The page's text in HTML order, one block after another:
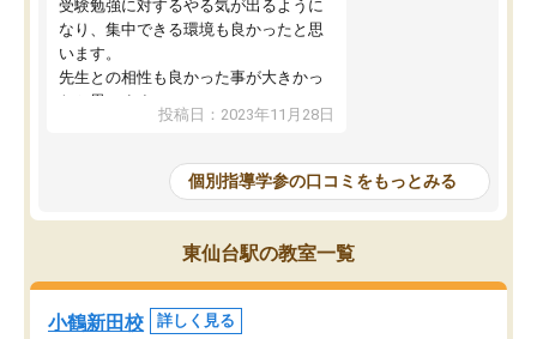
受験勉強に対するやる気が出るように
なり、集中できる環境も良かったと思
います。
先生との相性も良かった事が大きかっ
たと思います。
投稿日：2023年11月28日
個別指導学参の口コミをもっとみる
東仙台駅の教室一覧
小鶴新田校 詳しく見る